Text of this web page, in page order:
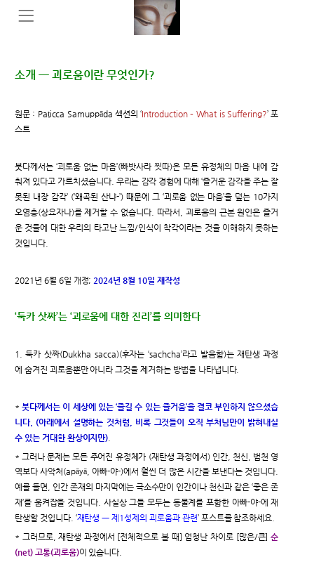
소개 ㅡ 괴로움이란 무엇인가?
원문 : Paṭicca Samuppāda 섹션의 ‘Introduction – What is Suffering?’ 포
스트
붓다께서는 ‘괴로움 없는 마음’(빠밧사라 찟따)은 모든 유정체의 마음 내에 감
춰져 있다고 가르치셨습니다. 우리는 감각 경험에 대해 ‘즐거운 감각을 주는 잘
못된 내장 감각’ (‘왜곡된 산냐-’) 때문에 그 ‘괴로움 없는 마음’을 덮는 10가지
오염층(상요자나)를 제거할 수 없습니다. 따라서, 괴로움의 근본 원인은 즐거
운 것들에 대한 우리의 타고난 느낌/인식이 착각이라는 것을 이해하지 못하는
것입니다.
2021년 6월 6일 개정; 2024년 8월 10일 재작성
‘둑카 삿짜’는 ‘괴로움에 대한 진리’를 의미한다
1. 둑카 삿짜(Dukkha sacca)(후자는 ‘sachcha’라고 발음함)는 재탄생 과정
에 숨겨진 괴로움뿐만 아니라 그것을 제거하는 방법을 나타냅니다.
*붓다께서는 이 세상에 있는 ‘즐길 수 있는 즐거움’을 결코 부인하지 않으셨습
니다. (아래에서 설명하는 것처럼, 비록 그것들이 오직 부처님만이 밝혀내실
수 있는 거대한 환상이지만)
* 그러나 문제는 모든 주어진 유정체가 (재탄생 과정에서) 인간, 천신, 범천 영
역보다 사악처(apāyā, 아빠-야-)에서 훨씬 더 많은 시간을 보낸다는 것입니다.
예를 들면, 인간 존재의 마지막에는 극소수만이 인간이나 천신과 같은 ‘좋은 존
재’를 움켜잡을 것입니다. 사실상 그들 모두는 동물계를 포함한 아빠-야-에 재
탄생할 것입니다. ‘재탄생 ㅡ 제1성제의 괴로움과 관련’ 포스트를 참조하세요.
* 그러므로, 재탄생 과정에서 [전체적으로 볼 때] 엄청난 차이로 [많은/큰]순
(net) 고통(괴로움)이 있습니다.